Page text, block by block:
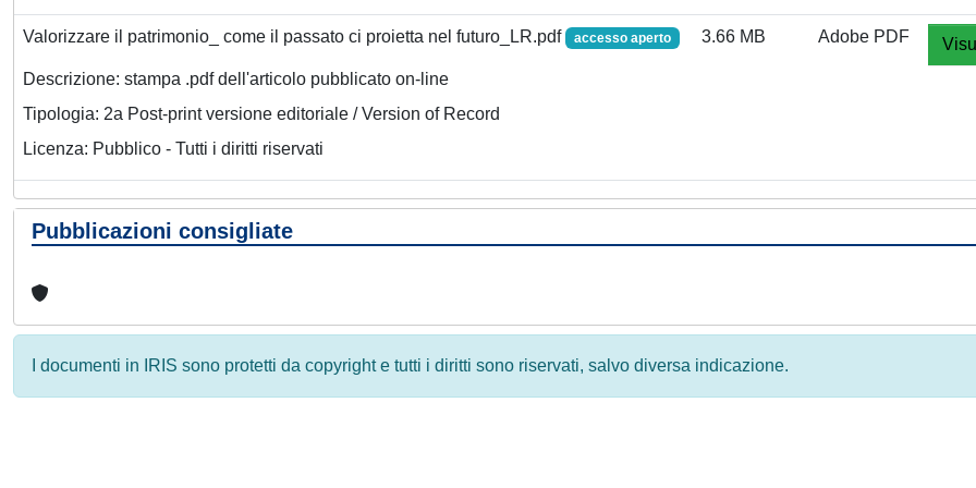
Valorizzare il patrimonio_ come il passato ci proietta nel futuro_LR.pdf accesso aperto
Descrizione: stampa .pdf dell'articolo pubblicato on-line
Tipologia: 2a Post-print versione editoriale / Version of Record
Licenza: Pubblico - Tutti i diritti riservati
3.66 MB Adobe PDF
Pubblicazioni consigliate
I documenti in IRIS sono protetti da copyright e tutti i diritti sono riservati, salvo diversa indicazione.